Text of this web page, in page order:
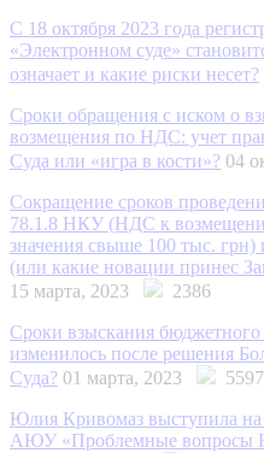
С 18 октября 2023 года
«Электронном суде»
означает и какие риски несет?
Сроки обращения с иском о
возмещения по НДС: учет
Суда или «игра в кости»? 04
Сокращение сроков
78.1.8 НКУ (НДС к
значения свыше 100 тыс. грн)
(или какие новации принес
15 марта, 2023
2386
Сроки взыскания
изменилось после решения
Суда? 01 марта, 2023
5597
Юлия Кривомаз выступила на
АЮУ «Проблемные вопросы